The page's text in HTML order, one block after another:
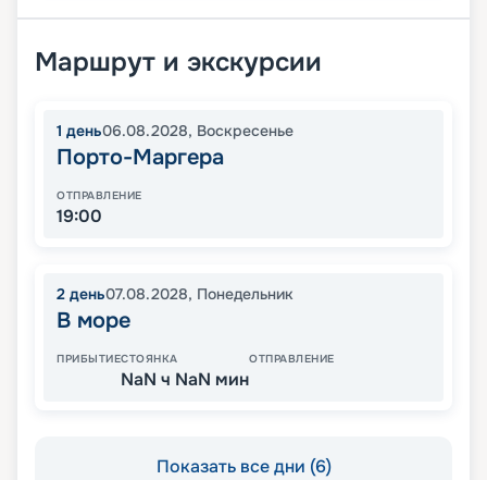
Маршрут и экскурсии
1 день06.08.2028, Воскресенье
Порто-Маргера
ОТПРАВЛЕНИЕ
19:00
2 день07.08.2028, Понедельник
В море
ПРИБЫТИЕСТОЯНКА
NaN ч NaN мин
ОТПРАВЛЕНИЕ
Показать все дни (6)